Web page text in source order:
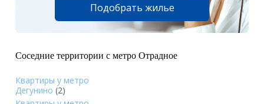
Подобрать жилье
Соседние территории с метро Отрадное
Квартиры у метро
Дегунино (2)